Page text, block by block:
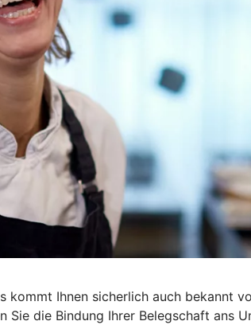
Ihnen sicherlich auch bekannt
die Bindung Ihrer Belegschaft ans